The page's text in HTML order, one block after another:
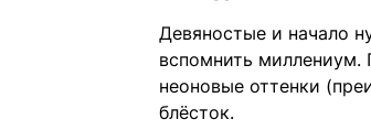
Девяностые и начало
вспомнить миллениум.
неоновые оттенки
блёсток.